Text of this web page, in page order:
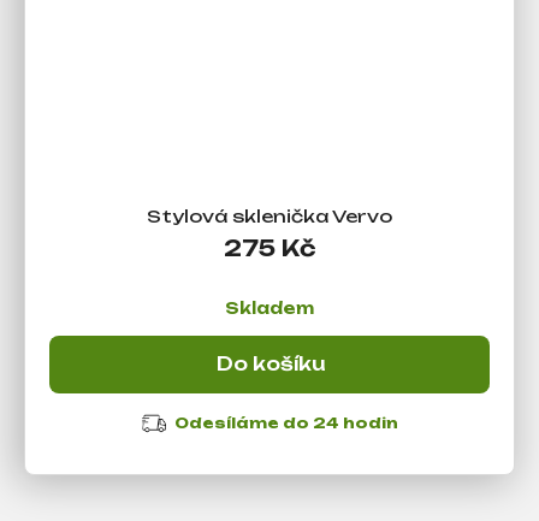
Stylová sklenička Vervo
275 Kč
Skladem
Do košíku
Odesíláme do 24 hodin